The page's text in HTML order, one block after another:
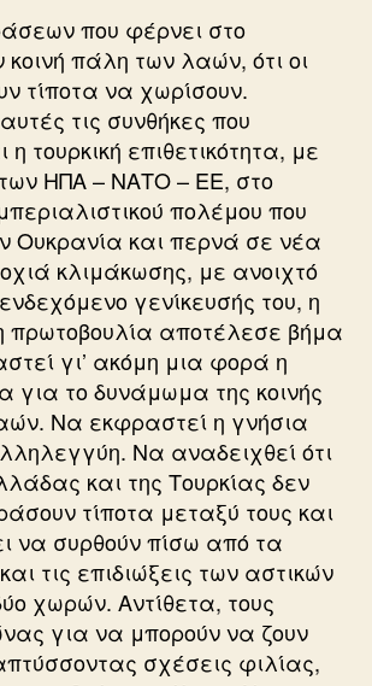
που φέρνει στο
κοινή πάλη των λαών, ότι οι
τίποτα να χωρίσουν.
τις συνθήκες που
τουρκική επιθετικότητα, με
των ΗΠΑ – ΝΑΤΟ – ΕΕ, στο
πολέμου που
Ουκρανία και περνά σε νέα
κλιμάκωσης, με ανοιχτό
γενίκευσής του, η
πρωτοβουλία αποτέλεσε βήμα
γι’ ακόμη μια φορά η
για το δυνάμωμα της κοινής
Να εκφραστεί η γνήσια
Να αναδειχθεί ότι
και της Τουρκίας δεν
τίποτα μεταξύ τους και
να συρθούν πίσω από τα
τις επιδιώξεις των αστικών
χωρών. Αντίθετα, τους
για να μπορούν να ζουν
σχέσεις φιλίας,